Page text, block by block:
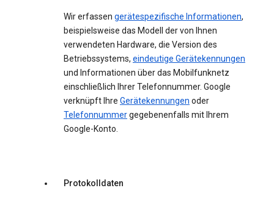
Wir erfassen gerätespezifische Informationen,
beispielsweise das Modell der von Ihnen
verwendeten Hardware, die Version des
Betriebssystems, eindeutige Gerätekennungen
und Informationen über das Mobilfunknetz
einschließlich Ihrer Telefonnummer. Google
verknüpft Ihre Gerätekennungen oder
Telefonnummergegebenenfalls mit Ihrem
Google-Konto.
Protokolldaten